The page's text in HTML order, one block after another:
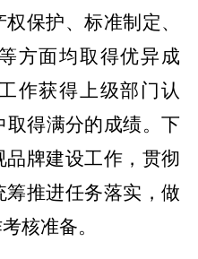
保护、标准制定、
方面均取得优异成
作获得上级部门认
取得满分的成绩。下
牌建设工作，贯彻
推进任务落实，做
核准备。